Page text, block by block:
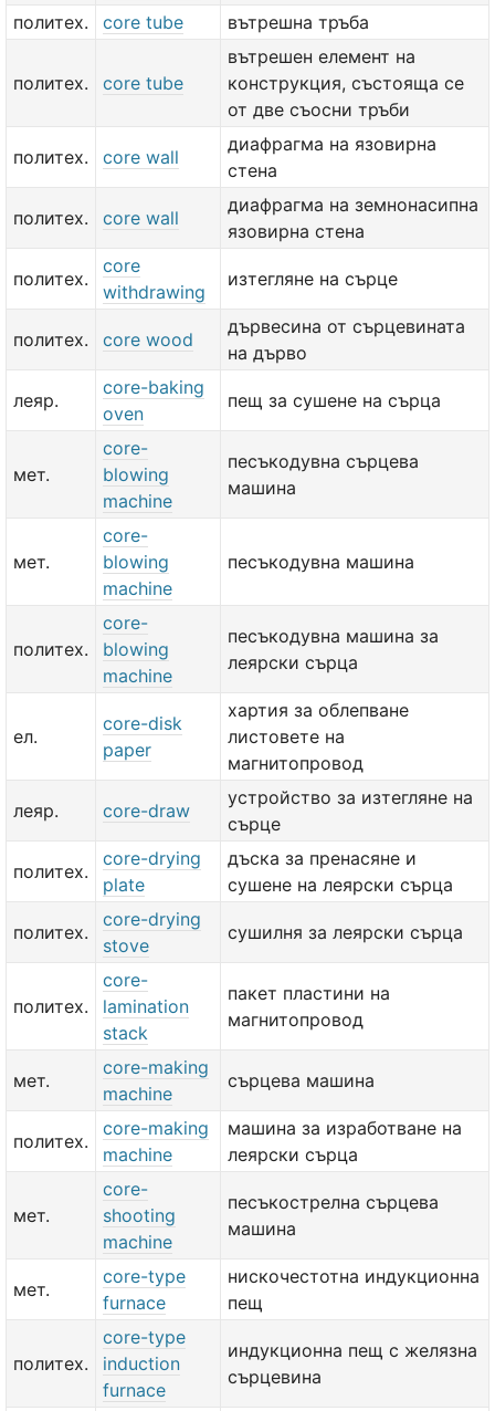
политех. core tube вътрешна тръба
политех. core tube
вътрешен елемент на
конструкция, състояща се
от две съосни тръби
политех. core wall
диафрагма на язовирна
стена
политех. core wall
диафрагма на земнонасипна
язовирна стена
политех.
core
withdrawing
изтегляне на сърце
политех. core wood
дървесина от сърцевината
на дърво
леяр.
core-baking
oven
пещ за сушене на сърца
мет.
core-
blowing
machine
песъкодувна сърцева
машина
мет.
core-
blowing
machine
песъкодувна машина
политех.
core-
blowing
machine
песъкодувна машина за
леярски сърца
ел.
core-disk
paper
хартия за облепване
листовете на
магнитопровод
леяр. core-draw
устройство за изтегляне на
сърце
политех.
core-drying
plate
дъска за пренасяне и
сушене на леярски сърца
политех.
core-drying
stove
сушилня за леярски сърца
политех.
core-
lamination
stack
пакет пластини на
магнитопровод
мет.
core-making
machine
сърцева машина
политех.
core-making
machine
машина за изработване на
леярски сърца
мет.
core-
shooting
machine
песъкострелна сърцева
машина
мет.
core-type
furnace
нискочестотна индукционна
пещ
политех.
core-type
induction
furnace
индукционна пещ с желязна
сърцевина